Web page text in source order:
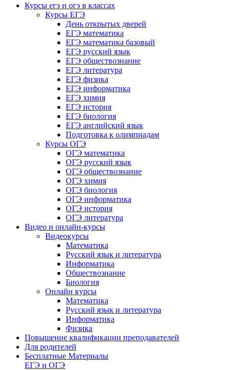
Курсы егэ и огэ в классах
Курсы ЕГЭ
День открытых дверей
ЕГЭ математика
ЕГЭ математика базовый
ЕГЭ русский язык
ЕГЭ обществознание
ЕГЭ литература
ЕГЭ физика
ЕГЭ информатика
ЕГЭ химия
ЕГЭ история
ЕГЭ биология
ЕГЭ английский язык
Подготовка к олимпиадам
Курсы ОГЭ
ОГЭ математика
ОГЭ русский язык
ОГЭ обществознание
ОГЭ химия
ОГЭ биология
ОГЭ информатика
ОГЭ история
ОГЭ литература
Видео и онлайн-курсы
Видеокурсы
Математика
Русский язык и литература
Информатика
Обществознание
Биология
Онлайн курсы
Математика
Русский язык и литература
Информатика
Физика
Повышение квалификации преподавателей
Для родителей
Бесплатные Материалы
ЕГЭ и ОГЭ